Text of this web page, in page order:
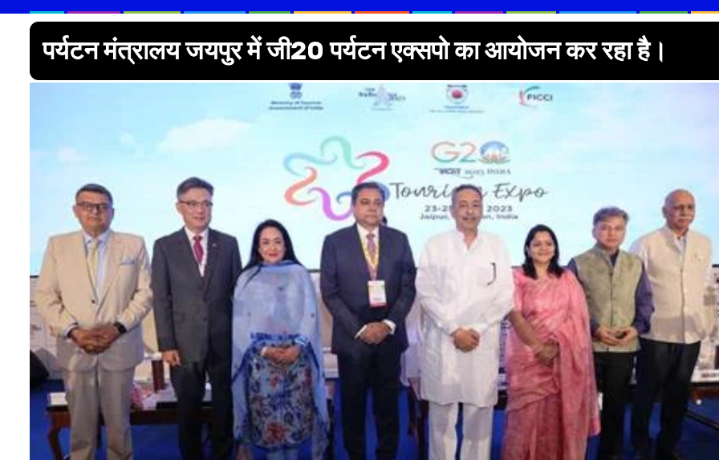
पर्यटन मंत्रालय जयपुर में जी20 पर्यटन एक्सपो का आयोजन कर रहा है।